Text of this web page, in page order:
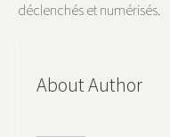
déclenchés et numérisés.
About Author